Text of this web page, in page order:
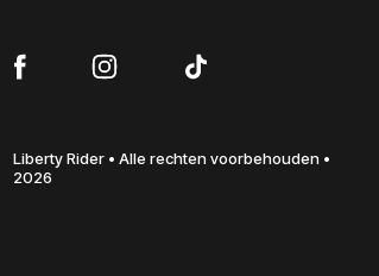
Liberty Rider • Alle rechten voorbehouden •
2026